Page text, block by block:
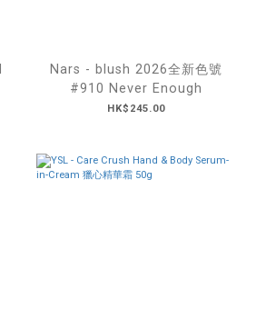
Nars - blush 2026全新色號
#910 Never Enough
HK$245.00